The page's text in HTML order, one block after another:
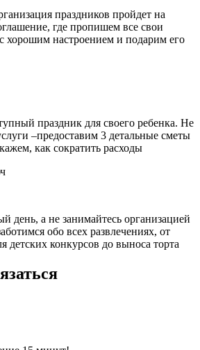
праздников пройдет на
где пропишем все свои
хорошим настроением и подарим его
праздник для своего ребенка. Не
–предоставим 3 детальные сметы
как сократить расходы
день, а не занимайтесь организацией
обо всех развлечениях, от
детских конкурсов до выноса торта